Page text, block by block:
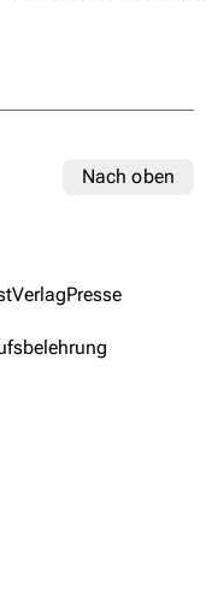
Nach oben
VerlagPresse